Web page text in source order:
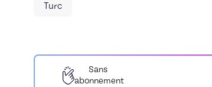
Turc
Sans
abonnement